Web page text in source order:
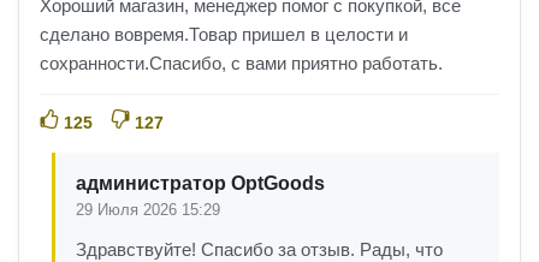
Хороший магазин, менеджер помог с покупкой, все
сделано вовремя.Товар пришел в целости и
сохранности.Спасибо, с вами приятно работать.
125 127
администратор OptGoods
29 Июля 2026 15:29
Здравствуйте! Спасибо за отзыв. Рады, что